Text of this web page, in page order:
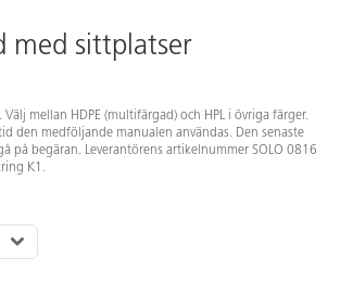
med sittplatser
mellan HDPE (multifärgad) och HPL i övriga färger.
den medföljande manualen användas. Den senaste
på begäran. Leverantörens artikelnummer SOLO 0816
K1.